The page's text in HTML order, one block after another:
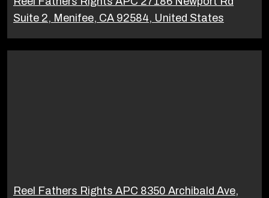
Suite 2, Menifee, CA 92584, United States
Reel Fathers Rights APC 8350 Archibald Ave,